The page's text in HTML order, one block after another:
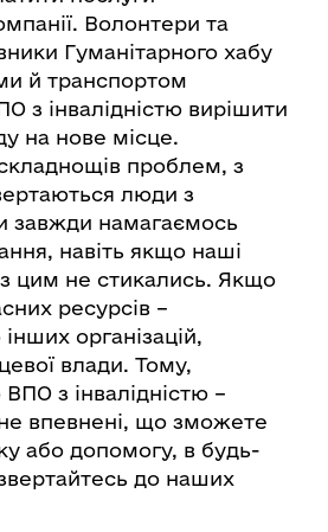
Волонтери та
Гуманітарного хабу
й транспортом
з інвалідністю вирішити
на нове місце.
проблем, з
люди з
завжди намагаємось
навіть якщо наші
з цим не стикались. Якщо
ресурсів –
організацій,
влади. Тому,
з інвалідністю –
впевнені, що зможете
або допомогу, в будь-
до наших